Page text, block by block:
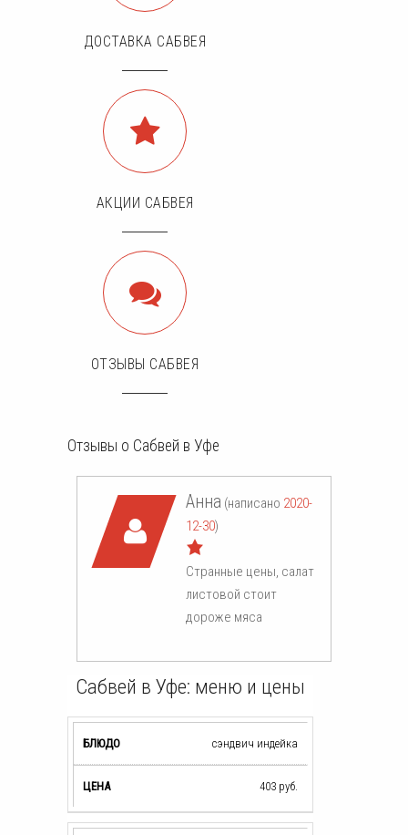
ДОСТАВКА САБВЕЯ
АКЦИИ САБВЕЯ
ОТЗЫВЫ САБВЕЯ
Отзывы о Сабвей в Уфе
Анна (написано 2020-
12-30)
Странные цены, салат
листовой стоит
дороже мяса
Сабвей в Уфе: меню и цены
сэндвич индейка
403 руб.